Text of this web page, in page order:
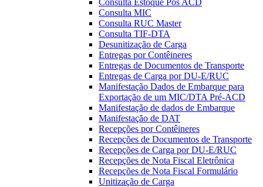
Consulta Estoque Pós ACD
Consulta MIC
Consulta RUC Master
Consulta TIF-DTA
Desunitização de Carga
Entregas por Contêineres
Entregas de Documentos de Transporte
Entregas de Carga por DU-E/RUC
Manifestação Dados de Embarque para
Exportação de um MIC/DTA Pré-ACD
Manifestação de dados de Embarque
Manifestação de DAT
Recepções por Contêineres
Recepções de Documentos de Transporte
Recepções de Carga por DU-E/RUC
Recepções de Nota Fiscal Eletrônica
Recepções de Nota Fiscal Formulário
Unitização de Carga